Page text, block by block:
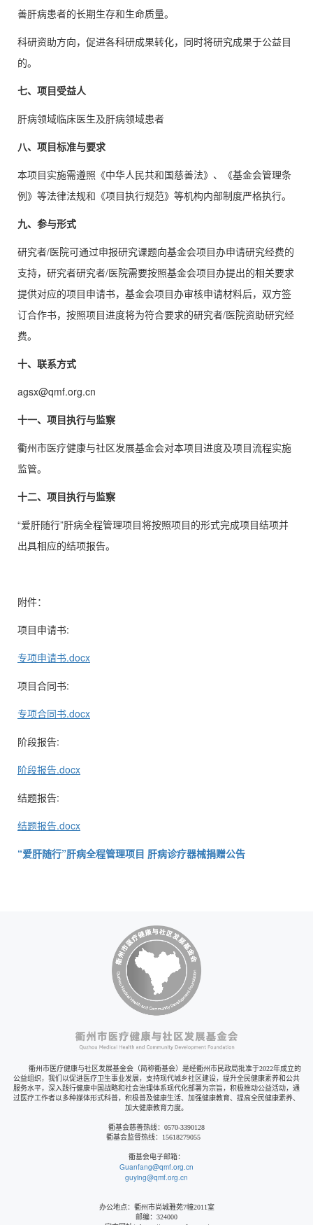
善肝病患者的长期生存和生命质量。
科研资助方向，促进各科研成果转化，同时将研究成果于公益目
的。
七、项目受益人
肝病领域临床医生及肝病领域患者
八、 项目标准与要求
本项目实施需遵照《中华人民共和国慈善法》、《基金会管理条
例》等法律法规和《项目执行规范》等机构内部制度严格执行。
九、 参与形式
研究者/医院可通过申报研究课题向基金会项目办申请研究经费的
支持，研究者研究者/医院需要按照基金会项目办提出的相关要求
提供对应的项目申请书，基金会项目办审核申请材料后，双方签
订合作书，按照项目进度将为符合要求的研究者/医院资助研究经
费。
十、联系方式
agsx@qmf.org.cn
十一、 项目执行与监察
衢州市医疗健康与社区发展基金会对本项目进度及项目流程实施
监管。
十二、 项目执行与监察
“爱肝随行”肝病全程管理项目将按照项目的形式完成项目结项并
出具相应的结项报告。
附件：
项目申请书:
专项申请书.docx
项目合同书:
专项合同书.docx
阶段报告:
阶段报告.docx
结题报告:
结题报告.docx
“爱肝随行”肝病全程管理项目 肝病诊疗器械捐赠公告
衢州市医疗健康与社区发展基金会（简称衢基会）是经衢州市民政局批准于2022年成立的
公益组织，我们以促进医疗卫生事业发展，支持现代城乡社区建设，提升全民健康素养和公共
服务水平，深入践行健康中国战略和社会治理体系现代化部署为宗旨，积极推动公益活动，通
过医疗工作者以多种媒体形式科普，积极普及健康生活、加强健康教育、提高全民健康素养、
加大健康教育力度。
衢基会慈善热线：0570-3390128
衢基会监督热线：15618279055
衢基会电子邮箱：
Guanfang@qmf.org.cn
guying@qmf.org.cn
办公地点：衢州市尚城雅苑7幢2011室
邮编：324000